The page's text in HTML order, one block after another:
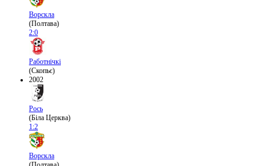
Ворскла
(Полтава)
2:0
Работнічкі
(Скопьє)
2002
Рось
(Біла Церква)
1:2
Ворскла